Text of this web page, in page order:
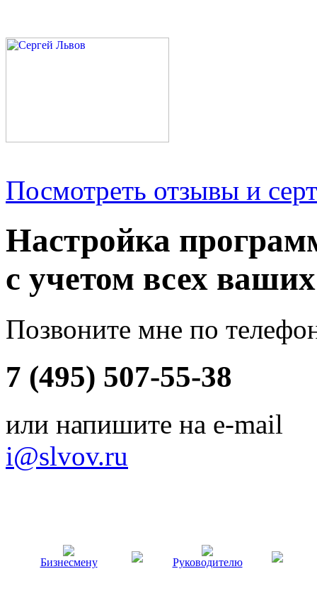
Посмотреть отзывы и
Настройка
с учетом всех
Позвоните мне по
7 (495) 507-55-38
или напишите на e-mail
i@slvov.ru
Бизнесмену Руководителю